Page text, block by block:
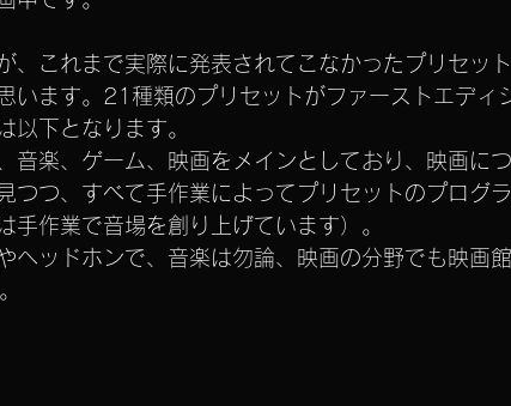
、これまで実際に発表されてこなかったプリセッ
います。21種類のプリセットがファーストエディ
以下となります。
音楽、ゲーム、映画をメインとしており、映画に
つつ、すべて手作業によってプリセットのプログ
手作業で音場を創り上げています）。
ヘッドホンで、音楽は勿論、映画の分野でも映画